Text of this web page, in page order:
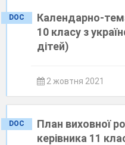
DOC
Календарно-
10 класу з
дітей)
2 жовтня 2021
DOC
План виховної
керівника 11